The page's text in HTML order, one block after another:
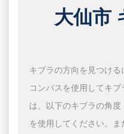
大仙市
キブラの方向を見つける
コンパスを使用してキ
は、以下のキブラの角度
を使用してください。